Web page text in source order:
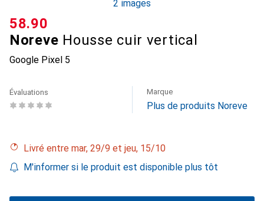
2 images
Noreve Housse cuir vertical
Google Pixel 5
CHF
58.90
Évaluations Marque
Plus de produits Noreve
Livré entre mar, 29/9 et jeu, 15/10
M'informer si le produit est disponible plus tôt